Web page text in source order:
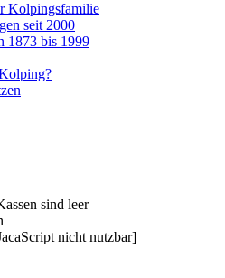
Kolpingsfamilie
seit 2000
1873 bis 1999
nicht nutzbar]